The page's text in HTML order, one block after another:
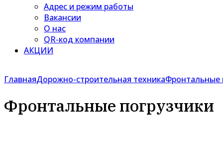
Адрес и режим работы
Вакансии
О нас
QR-код компании
АКЦИИ
ГлавнаяДорожно-строительная техникаФронтальные
Фронтальные погрузчики